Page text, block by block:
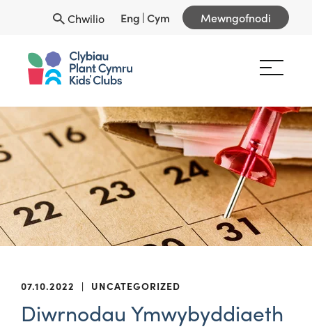
Chwilio Eng |Cym Mewngofnodi
07.10.2022 | UNCATEGORIZED
Diwrnodau Ymwybyddiaeth